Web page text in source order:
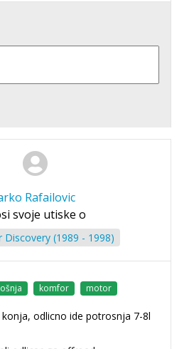
Rafailovic
svoje utiske o
Discovery (1989 - 1998)
komfor motor
odlicno ide potrosnja 7-8l